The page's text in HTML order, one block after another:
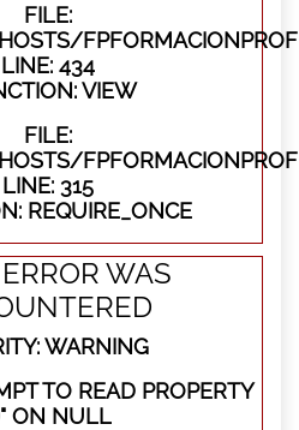
FILE:
LINE: 434
VIEW
FILE:
LINE: 315
REQUIRE_ONCE
WAS
WARNING
TO READ PROPERTY
ON NULL